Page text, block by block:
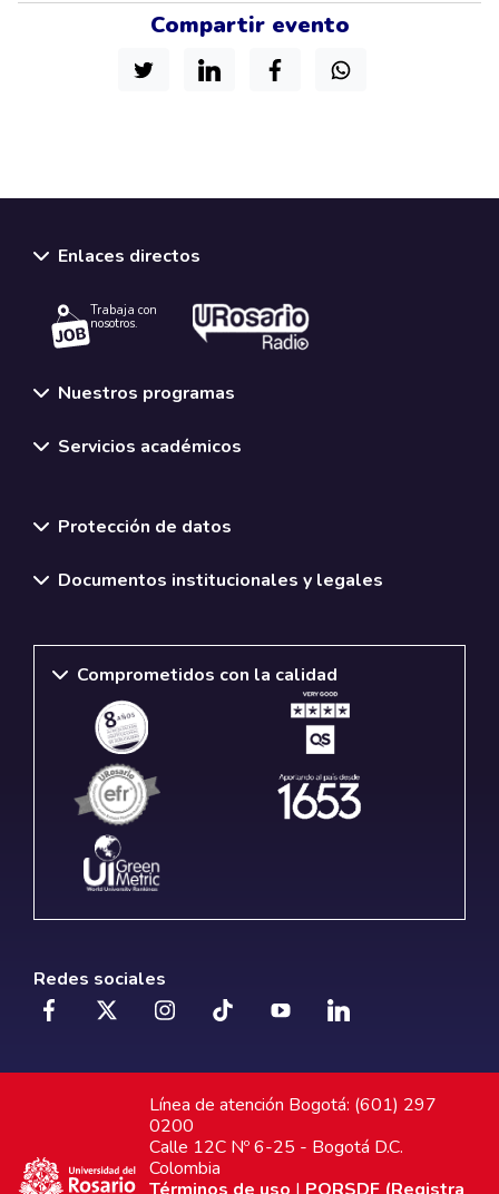
Compartir evento
Enlaces directos
Trabaja con
nosotros.
Nuestros programas
Servicios académicos
Protección de datos
Documentos institucionales y legales
Comprometidos con la calidad
Redes sociales
Línea de atención Bogotá: (601) 297
0200
Calle 12C Nº 6-25 - Bogotá D.C.
Colombia